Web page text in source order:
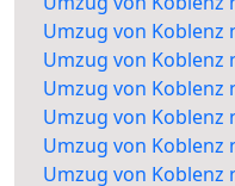
Umzug von Koblenz
Umzug von Koblenz
Umzug von Koblenz
Umzug von Koblenz
Umzug von Koblenz
Umzug von Koblenz